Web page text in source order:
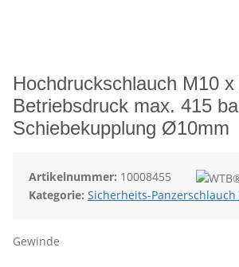
Hochdruckschlauch M10
Betriebsdruck max. 415
Schiebekupplung Ø10mm
Artikelnummer: 10008455
Kategorie: Sicherheits-
Gewinde